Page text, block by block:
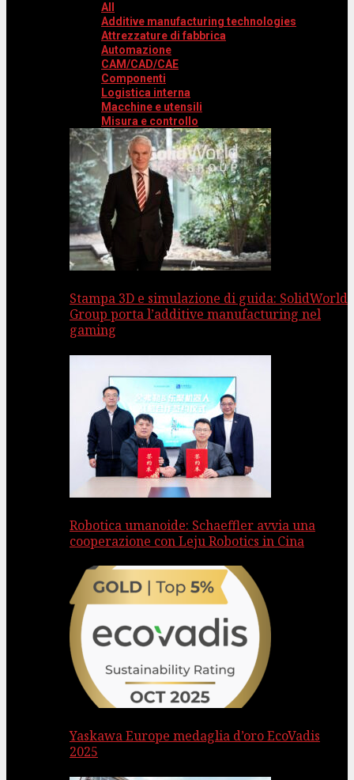
All
Additive manufacturing technologies
Attrezzature di fabbrica
Automazione
CAM/CAD/CAE
Componenti
Logistica interna
Macchine e utensili
Misura e controllo
Stampa 3D e simulazione di guida: SolidWorld
Group porta l’additive manufacturing nel
gaming
Robotica umanoide: Schaeffler avvia una
cooperazione con Leju Robotics in Cina
Yaskawa Europe medaglia d’oro EcoVadis
2025